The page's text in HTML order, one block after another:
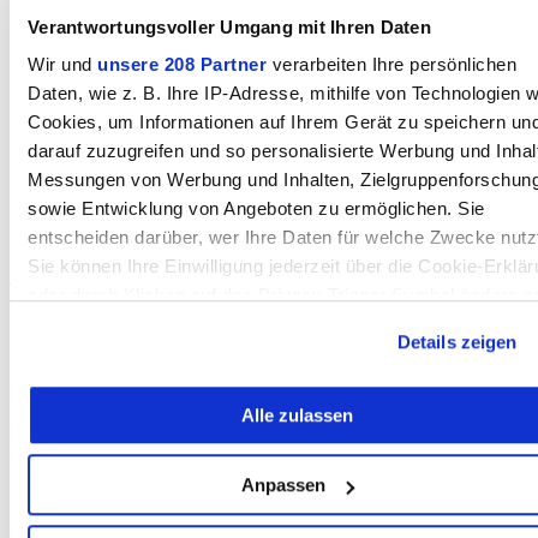
Verantwortungsvoller Umgang mit Ihren Daten
Wir und unsere 208 Partner verarbeiten Ihre persönlichen
Daten, wie z. B. Ihre IP-Adresse, mithilfe von Technologien
Cookies, um Informationen auf Ihrem Gerät zu speichern
darauf zuzugreifen und so personalisierte Werbung und
Messungen von Werbung und Inhalten,
sowie Entwicklung von Angeboten zu ermöglichen. Sie
entscheiden darüber, wer Ihre Daten für welche Zwecke
Sie können Ihre Einwilligung jederzeit über die Cookie-
Informationen über Ihre geografische Lage erfassen,
welche bis auf einige Meter genau sein können
Merkmalen (Fingerprinting) identifizieren
Details zeigen
Alle zulassen
Anpassen
Schreinereien/Küche
Sicherheit
Solarien
Solartechnik
Spenglereien
Sportgeschäfte
Sportpreise
Stahlbau
Stellen
Storen
Sägereien
Telekom
Tennishallen
Tierärzte